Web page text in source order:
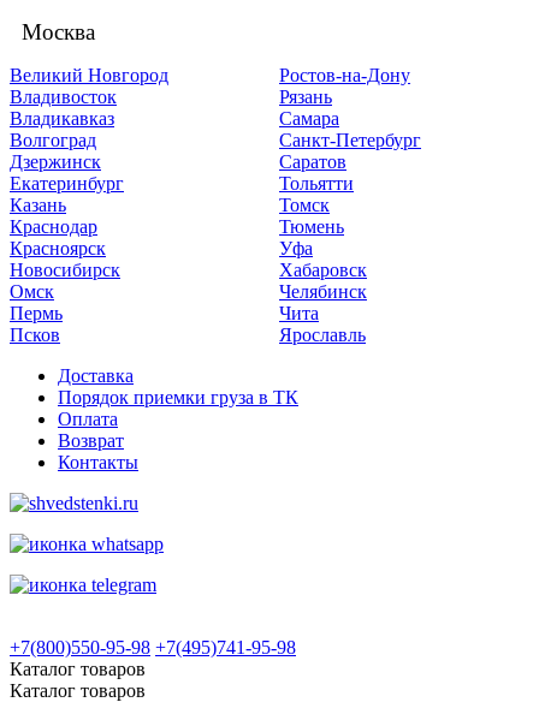
Москва
Великий Новгород
Владивосток
Владикавказ
Волгоград
Дзержинск
Екатеринбург
Казань
Краснодар
Красноярск
Новосибирск
Омск
Пермь
Псков
Ростов-на-Дону
Рязань
Самара
Санкт-Петербург
Саратов
Тольятти
Томск
Тюмень
Уфа
Хабаровск
Челябинск
Чита
Ярославль
Доставка
Порядок приемки груза в ТК
Оплата
Возврат
Контакты
+7(800)550-95-98 +7(495)741-95-98
Каталог товаров
Каталог товаров